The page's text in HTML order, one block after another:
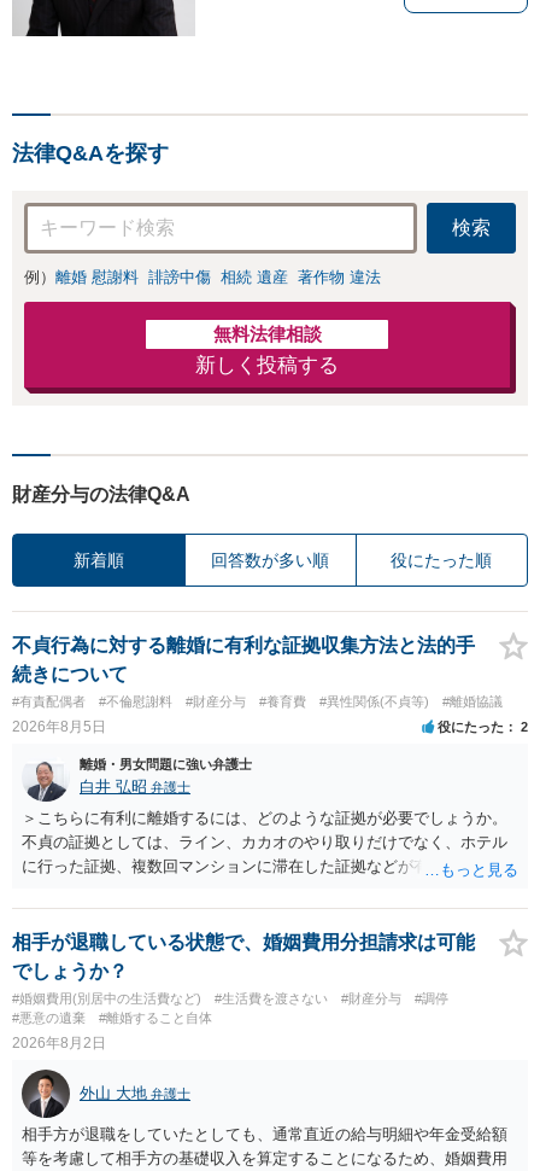
法律Q&Aを探す
検索
例） 離婚 慰謝料 誹謗中傷 相続 遺産 著作物 違法
無料法律相談
新しく投稿する
財産分与の法律Q&A
新着順 回答数が多い順 役にたった順
不貞行為に対する離婚に有利な証拠収集方法と法的手
続きについて
#有責配偶者 #不倫慰謝料 #財産分与 #養育費 #異性関係(不貞等) #離婚協議
2026年8月5日 役にたった 2
離婚・男女問題に強い弁護士
白井 弘昭 弁護士
＞こちらに有利に離婚するには、どのような証拠が必要でしょうか。
不貞の証拠としては、ライン、カカオのやり取りだけでなく、ホテル
に行った証拠、複数回マンションに滞在した証拠などが有効です。 不
婚する、慰謝料をとるなど）ことができると思われます。 ただし、不
貞発覚後、長期間同居を続けると、不貞を許したとの評価につながる
場合がありますので、ご注意ください。 以上、ご参考まで。
相手が退職している状態で、婚姻費用分担請求は可能
でしょうか？
#婚姻費用(別居中の生活費など) #生活費を渡さない #財産分与
#調停
#悪意の遺棄
#離婚すること自体
2026年8月2日
外山 大地 弁護士
相手方が退職をしていたとしても、通常直近の給与明細や年金受給額
等を考慮して相手方の基礎収入を算定することになるため、婚姻費用